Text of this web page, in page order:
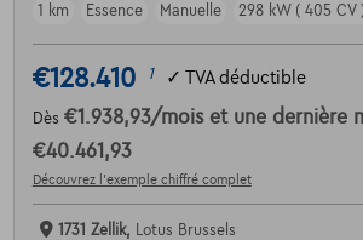
1 km
Essence Manuelle 298 kW ( 405 CV
€128.410 1 ✓ TVA déductible
Dès €1.938,93/mois et une dernière
€40.461,93
Découvrez l’exemple chiffré complet
1731 Zellik, Lotus Brussels